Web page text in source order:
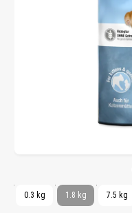
0.3 kg 1.8 kg 7.5 kg